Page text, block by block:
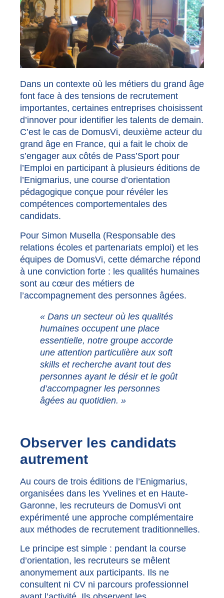
Dans un contexte où les métiers du grand âge
font face à des tensions de recrutement
importantes, certaines entreprises choisissent
d’innover pour identifier les talents de demain.
C’est le cas de DomusVi, deuxième acteur du
grand âge en France, qui a fait le choix de
s’engager aux côtés de Pass’Sport pour
l’Emploi en participant à plusieurs éditions de
l’Enigmarius, une course d’orientation
pédagogique conçue pour révéler les
compétences comportementales des
candidats.
Pour Simon Musella (Responsable des
relations écoles et partenariats emploi) et les
équipes de DomusVi, cette démarche répond
à une conviction forte : les qualités humaines
sont au cœur des métiers de
l’accompagnement des personnes âgées.
« Dans un secteur où les qualités
humaines occupent une place
essentielle, notre groupe accorde
une attention particulière aux soft
skills et recherche avant tout des
personnes ayant le désir et le goût
d’accompagner les personnes
âgées au quotidien. »
Observer les candidats
autrement
Au cours de trois éditions de l’Enigmarius,
organisées dans les Yvelines et en Haute-
Garonne, les recruteurs de DomusVi ont
expérimenté une approche complémentaire
aux méthodes de recrutement traditionnelles.
Le principe est simple : pendant la course
d’orientation, les recruteurs se mêlent
anonymement aux participants. Ils ne
consultent ni CV ni parcours professionnel